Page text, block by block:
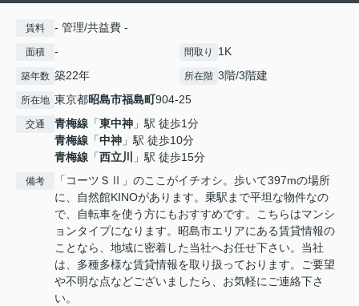
賃料 - 管理/共益費 -
面積 - 間取り 1K
築年数 築22年 所在階 3階/3階建
所在地 東京都昭島市福島町904-25
交通 青梅線 「東中神 」駅 徒歩1分
青梅線 「中神 」駅 徒歩10分
青梅線 「西立川 」駅 徒歩15分
備考
「コーツＳⅡ」のここがイチオシ。歩いて397mの場所
に、自然館KINOがあります。乗駅まで平坦な物件なの
で、自転車を使う方にもおすすめです。こちらはマンシ
ョンタイプになります。昭島市エリアにある賃貸情報の
ことなら、地域に密着した当社へお任せ下さい。当社
は、多種多様な賃貸情報を取り扱っております。ご要望
や不明な点などございましたら、お気軽にご連絡下さ
い。